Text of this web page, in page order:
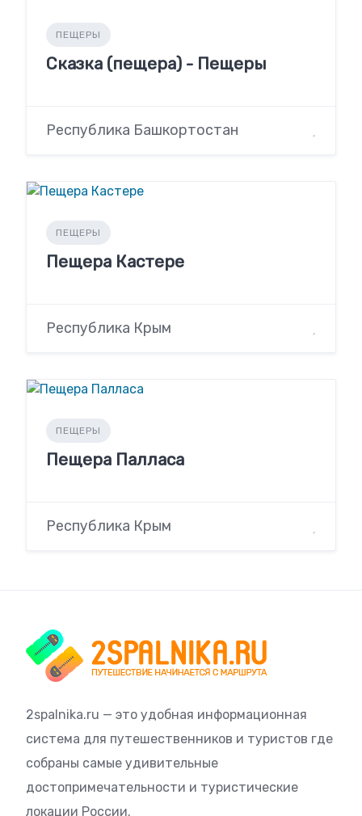
ПЕЩЕРЫ
Сказка (пещера) - Пещеры
Республика Башкортостан
ПЕЩЕРЫ
Пещера Кастере
Республика Крым
ПЕЩЕРЫ
Пещера Палласа
Республика Крым
2spalnika.ru — это удобная информационная
система для путешественников и туристов где
собраны самые удивительные
достопримечательности и туристические
локации России.